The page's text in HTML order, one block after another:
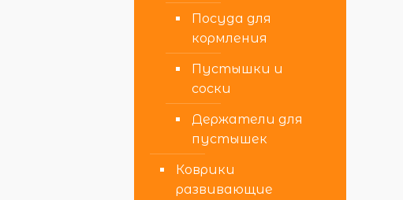
Посуда для
кормления
Пустышки и
соски
Держатели для
пустышек
Коврики
развивающие